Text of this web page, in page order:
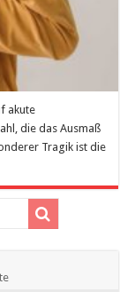
akute
die das Ausmaß
Tragik ist die